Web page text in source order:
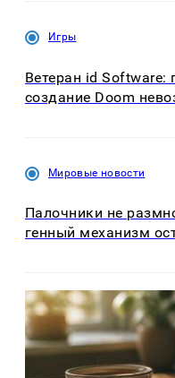
Игры
Ветеран id Software:
создание Doom
Мировые новости
Палочники не
генный механизм